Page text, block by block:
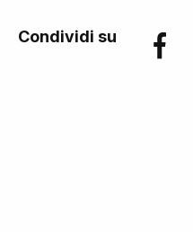
Condividi su